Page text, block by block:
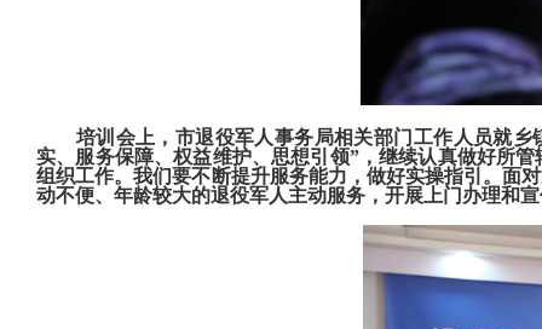
培训会上，市退役军人事务局相关部门工作人员就
实、服务保障、权益维护、思想引领”，继续认真做好所
组织工作。我们要不断提升服务能力，做好实操指引。面
动不便、年龄较大的退役军人主动服务，开展上门办理和